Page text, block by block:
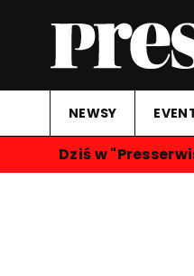
NEWSY
Dziś w"Przegląd